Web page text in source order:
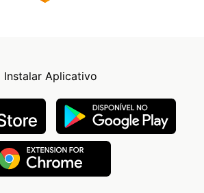
Instalar Aplicativo